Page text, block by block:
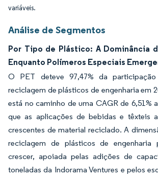
variáveis.
Análise de Segmentos
Por Tipo de Plástico: A Dominância
Enquanto Polímeros Especiais
O PET deteve 97,47% da
reciclagem de plásticos de engenharia em
está no caminho de uma CAGR de 6,51%
que as aplicações de bebidas e têxteis
crescentes de material reciclado. A
reciclagem de plásticos de
crescer, apoiada pelas adições de
toneladas da Indorama Ventures e pelos